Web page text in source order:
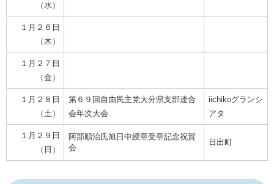
（水）
１月２６日
（木）
１月２７日
（金）
１月２８日
（土）
第６９回自由民主党大分県支部連合
会年次大会
iichikoグランシ
アタ
１月２９日
（日）
阿部順治氏旭日中綬章受章記念祝賀
会
日出町